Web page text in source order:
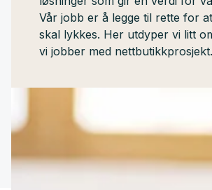
Vår jobb er å legge til rette for
skal lykkes. Her utdyper vi litt
vi jobber med nettbutikkprosjekt.